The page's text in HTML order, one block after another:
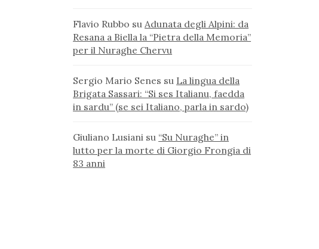
Flavio Rubbo su Adunata degli Alpini: da
Resana a Biella la “Pietra della Memoria”
per il Nuraghe Chervu
Sergio Mario Senes su La lingua della
Brigata Sassari: “Si ses Italianu, faedda
in sardu” (se sei Italiano, parla in sardo)
Giuliano Lusiani su “Su Nuraghe” in
lutto per la morte di Giorgio Frongia di
83 anni